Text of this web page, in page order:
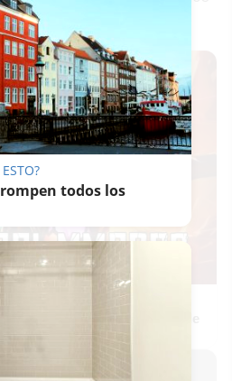
la vieja escuela ¡Cómo los de
todos los